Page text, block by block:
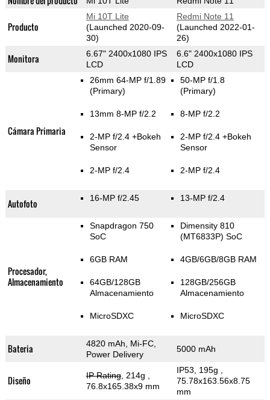
Producto
Mi 10T Lite
(Launched 2020-09-
30)
Redmi Note 11
(Launched 2022-01-
26)
Monitora
6.67" 2400x1080 IPS
LCD
6.6" 2400x1080 IPS
LCD
Cámara Primaria
26mm 64-MP f/1.89
(Primary)
13mm 8-MP f/2.2
2-MP f/2.4 +Bokeh
Sensor
2-MP f/2.4
50-MP f/1.8
(Primary)
8-MP f/2.2
2-MP f/2.4 +Bokeh
Sensor
2-MP f/2.4
Autofoto 16-MP f/2.45 13-MP f/2.4
Procesador,
Almacenamiento
Snapdragon 750
SoC
6GB RAM
64GB/128GB
Almacenamiento
MicroSDXC
Dimensity 810
(MT6833P) SoC
4GB/6GB/8GB RAM
128GB/256GB
Almacenamiento
MicroSDXC
Bateria
4820 mAh, Mi-FC,
Power Delivery
5000 mAh
Diseño IP Rating, 214g
76.8x165.38x9 mm
IP53, 195g
75.78x163.56x8.75
mm